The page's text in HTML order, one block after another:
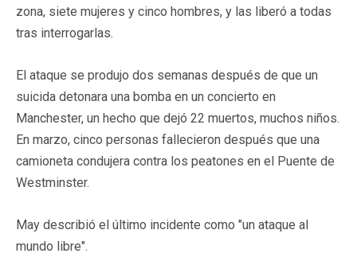
zona, siete mujeres y cinco hombres, y las liberó a todas
tras interrogarlas.
El ataque se produjo dos semanas después de que un
suicida detonara una bomba en un concierto en
Manchester, un hecho que dejó 22 muertos, muchos niños.
En marzo, cinco personas fallecieron después que una
camioneta condujera contra los peatones en el Puente de
Westminster.
May describió el último incidente como "un ataque al
mundo libre".